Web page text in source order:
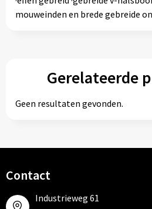
mouweinden en brede gebreide
Gerelateerde
Geen resultaten gevonden.
Contact
Industrieweg 61